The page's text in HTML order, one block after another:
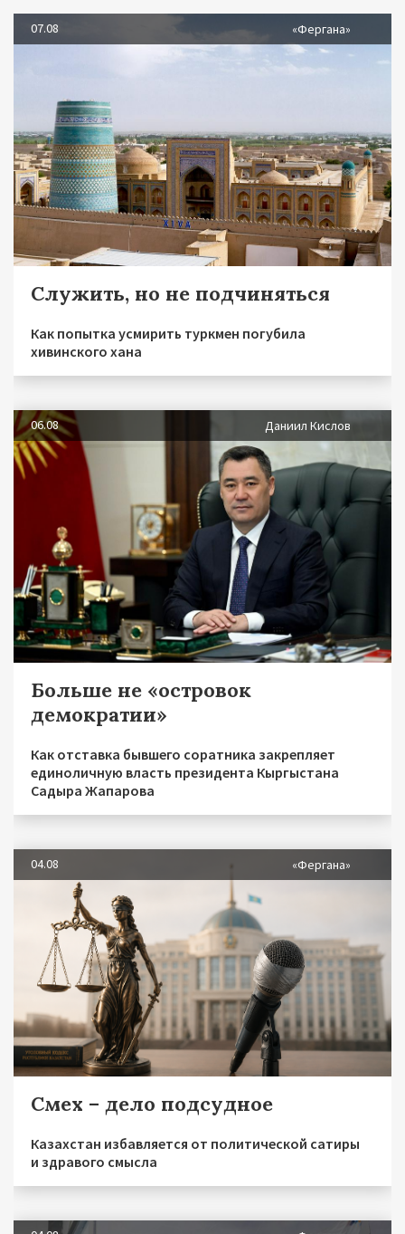
07.08 «Фергана»
Служить, но не подчиняться
Как попытка усмирить туркмен погубила
хивинского хана
06.08 Даниил Кислов
Больше не «островок
демократии»
Как отставка бывшего соратника закрепляет
единоличную власть президента Кыргыстана
Садыра Жапарова
04.08 «Фергана»
Смех – дело подсудное
Казахстан избавляется от политической сатиры
и здравого смысла